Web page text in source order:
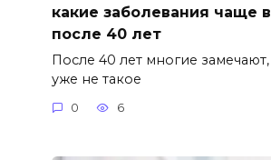
какие заболевания чаще
после 40 лет
После 40 лет многие
уже не такое
0 6